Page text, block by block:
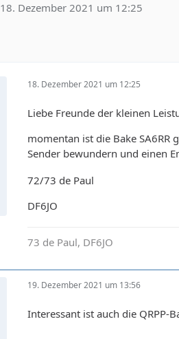
18. Dezember 2021 um 12:25
18. Dezember 2021 um 12:25
Liebe Freunde der kleinen
momentan ist die Bake
Sender bewundern und einen
72/73 de Paul
DF6JO
73 de Paul, DF6JO
19. Dezember 2021 um 13:56
Interessant ist auch die QRPP-